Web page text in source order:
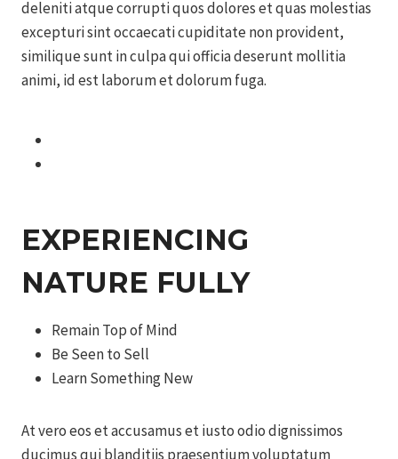
deleniti atque corrupti quos dolores et quas molestias
excepturi sint occaecati cupiditate non provident,
similique sunt in culpa qui officia deserunt mollitia
animi, id est laborum et dolorum fuga.
EXPERIENCING
NATURE FULLY
Remain Top of Mind
Be Seen to Sell
Learn Something New
At vero eos et accusamus et iusto odio dignissimos
ducimus qui blanditiis praesentium voluptatum